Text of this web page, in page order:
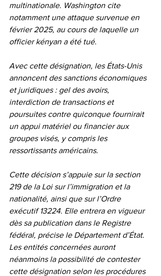
multinationale. Washington cite
notamment une attaque survenue en
février 2025, au cours de laquelle un
officier kényan a été tué.
Avec cette désignation, les États-Unis
annoncent des sanctions économiques
et juridiques : gel des avoirs,
interdiction de transactions et
poursuites contre quiconque fournirait
un appui matériel ou financier aux
groupes visés, y compris les
ressortissants américains.
Cette décision s’appuie sur la section
219 de la Loi sur l’immigration et la
nationalité, ainsi que sur l’Ordre
exécutif 13224. Elle entrera en vigueur
dès sa publication dans le Registre
fédéral, précise le Département d’État.
Les entités concernées auront
néanmoins la possibilité de contester
cette désignation selon les procédures